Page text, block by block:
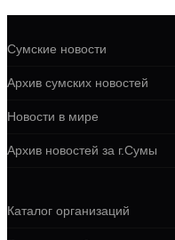
Сумские новости
Архив сумских новостей
Новости в мире
Архив новостей за г.Сумы
Каталог организаций